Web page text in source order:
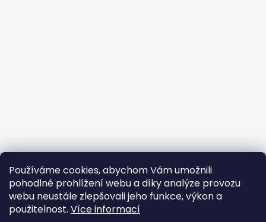
Používáme cookies, abychom Vám umožnili
pohodlné prohlížení webu a díky analýze provozu
webu neustále zlepšovali jeho funkce, výkon a
použitelnost. Více informací